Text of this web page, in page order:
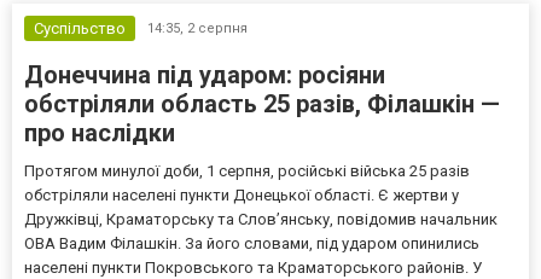
Суспільство 14:35, 2 серпня
Донеччина під ударом: росіяни
обстріляли область 25 разів, Філашкін —
про наслідки
Протягом минулої доби, 1 серпня, російські війська 25 разів
обстріляли населені пункти Донецької області. Є жертви у
Дружківці, Краматорську та Слов’янську, повідомив начальник
ОВА Вадим Філашкін. За його словами, під ударом опинились
населені пункти Покровського та Краматорського районів. У